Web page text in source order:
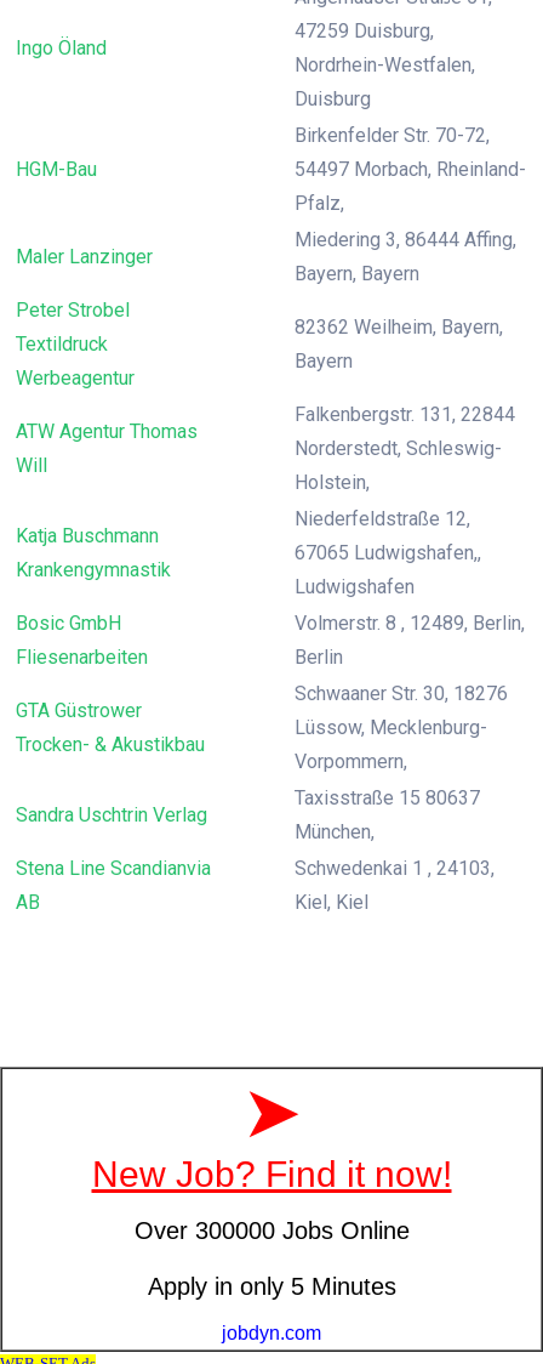
Ingo Öland
47259 Duisburg,
Nordrhein-Westfalen,
Duisburg
HGM-Bau
Birkenfelder Str. 70-72,
54497 Morbach, Rheinland-
Pfalz,
Maler Lanzinger
Miedering 3, 86444 Affing,
Bayern, Bayern
Peter Strobel
Textildruck
Werbeagentur
82362 Weilheim, Bayern,
Bayern
ATW Agentur Thomas
Will
Falkenbergstr. 131, 22844
Norderstedt, Schleswig-
Holstein,
Katja Buschmann
Krankengymnastik
Niederfeldstraße 12,
67065 Ludwigshafen,,
Ludwigshafen
Bosic GmbH
Fliesenarbeiten
Volmerstr. 8 , 12489, Berlin,
Berlin
GTA Güstrower
Trocken- & Akustikbau
Schwaaner Str. 30, 18276
Lüssow, Mecklenburg-
Vorpommern,
Sandra Uschtrin Verlag
Taxisstraße 15 80637
München,
Stena Line Scandianvia
AB
Schwedenkai 1 , 24103,
Kiel, Kiel